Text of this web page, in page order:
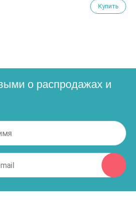
Купить
о распродажах и